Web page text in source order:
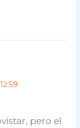
pero el